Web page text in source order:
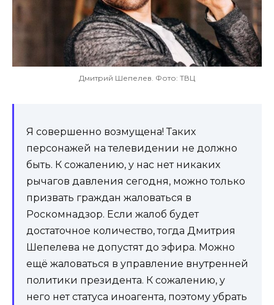
Дмитрий Шепелев. Фото: ТВЦ
Я совершенно возмущена! Таких
персонажей на телевидении не должно
быть. К сожалению, у нас нет никаких
рычагов давления сегодня, можно только
призвать граждан жаловаться в
Роскомнадзор. Если жалоб будет
достаточное количество, тогда Дмитрия
Шепелева не допустят до эфира. Можно
ещё жаловаться в управление внутренней
политики президента. К сожалению, у
него нет статуса иноагента, поэтому убрать